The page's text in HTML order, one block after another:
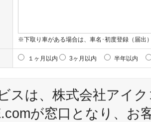
※下取り車がある場合は、車名･初度登録（届出
１ヶ月以内 3ヶ月以内 半年以内
スは、株式会社アイ
が窓口となり、お